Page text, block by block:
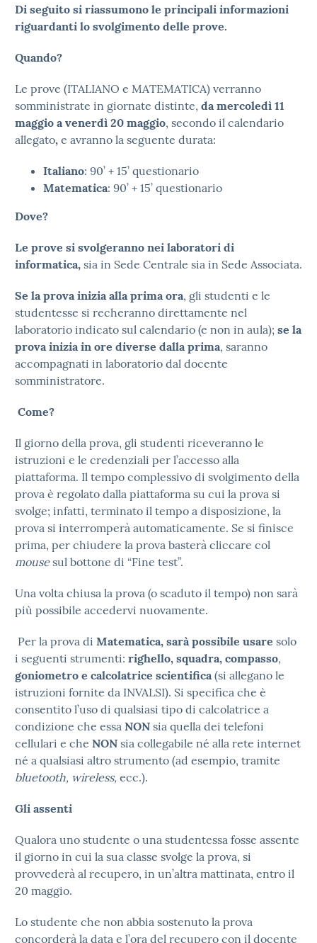
Di seguito si riassumono le principali informazioni
riguardanti lo svolgimento delle prove.
Quando?
Le prove (ITALIANO e MATEMATICA) verranno
somministrate in giornate distinte, da mercoledì 11
maggio a venerdì 20 maggio, secondo il calendario
allegato, e avranno la seguente durata:
Italiano: 90’ + 15’ questionario
Matematica: 90’ + 15’ questionario
Dove?
Le prove si svolgeranno nei laboratori di
informatica, sia in Sede Centrale sia in Sede Associata.
Se la prova inizia alla prima ora, gli studenti e le
studentesse si recheranno direttamente nel
laboratorio indicato sul calendario (e non in aula); se la
prova inizia in ore diverse dalla prima, saranno
accompagnati in laboratorio dal docente
somministratore.
Come?
Il giorno della prova, gli studenti riceveranno le
istruzioni e le credenziali per l’accesso alla
piattaforma. Il tempo complessivo di svolgimento della
prova è regolato dalla piattaforma su cui la prova si
svolge; infatti, terminato il tempo a disposizione, la
prova si interromperà automaticamente. Se si finisce
prima, per chiudere la prova basterà cliccare col
mousesul bottone di “Fine test”.
Una volta chiusa la prova (o scaduto il tempo) non sarà
più possibile accedervi nuovamente.
Per la prova di Matematica, sarà possibile usare solo
i seguenti strumenti: righello, squadra, compasso,
goniometro e calcolatrice scientifica(si allegano le
istruzioni fornite da INVALSI). Si specifica che è
consentito l’uso di qualsiasi tipo di calcolatrice a
condizione che essa NON sia quella dei telefoni
cellulari e che NON sia collegabile né alla rete internet
né a qualsiasi altro strumento (ad esempio, tramite
bluetooth, wireless, ecc.).
Gli assenti
Qualora uno studente o una studentessa fosse assente
il giorno in cui la sua classe svolge la prova, si
provvederà al recupero, in un’altra mattinata, entro il
20 maggio.
Lo studente che non abbia sostenuto la prova
concorderà la data e l’ora del recupero con il docente